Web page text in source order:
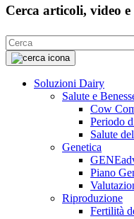
Cerca articoli, video
Soluzioni Dairy
Salute e
Cow
Periodo
Salute
Genetica
Piano
Riproduzione
Fertilità